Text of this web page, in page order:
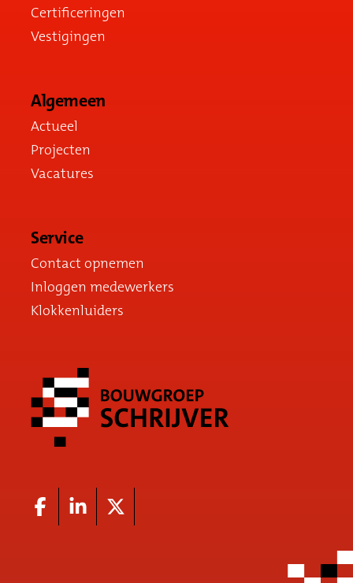
Certificeringen
Vestigingen
Algemeen
Actueel
Projecten
Vacatures
Service
Contact opnemen
Inloggen medewerkers
Klokkenluiders